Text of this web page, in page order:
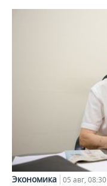
Экономика 05 авг, 08:30